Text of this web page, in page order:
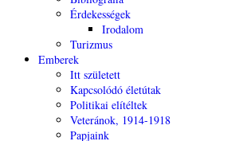
Érdekességek
Irodalom
Turizmus
Emberek
Itt született
Kapcsolódó életútak
Politikai elítéltek
Veteránok, 1914-1918
Papjaink